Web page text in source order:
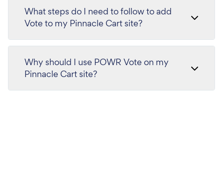
What steps do I need to follow to add
Vote to my Pinnacle Cart site?
Why should I use POWR Vote on my
Pinnacle Cart site?